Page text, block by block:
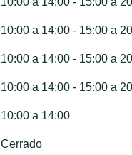
10:00 a 14:00 - 15:00 a
10:00 a 14:00 - 15:00 a
10:00 a 14:00 - 15:00 a
10:00 a 14:00
Cerrado